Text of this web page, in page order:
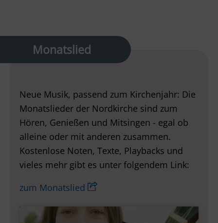
Monatslied
Neue Musik, passend zum Kirchenjahr: Die
Monatslieder der Nordkirche sind zum
Hören, Genießen und Mitsingen - egal ob
alleine oder mit anderen zusammen.
Kostenlose Noten, Texte, Playbacks und
vieles mehr gibt es unter folgendem Link:
zum Monatslied